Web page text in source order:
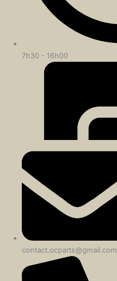
7h30 - 16h00
contact.ocparts@gmail.com